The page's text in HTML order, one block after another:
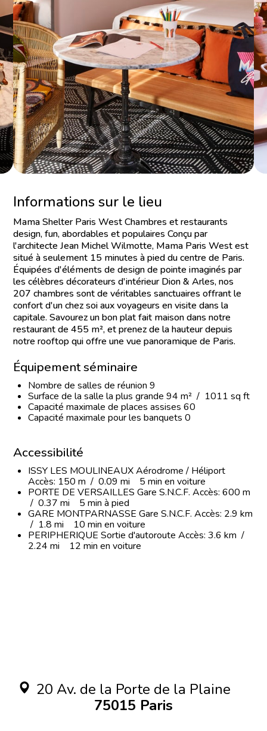
Informations sur le lieu
Mama Shelter Paris West Chambres et restaurants
design, fun, abordables et populaires Conçu par
l'architecte Jean Michel Wilmotte, Mama Paris West est
situé à seulement 15 minutes à pied du centre de Paris.
Équipées d'éléments de design de pointe imaginés par
les célèbres décorateurs d'intérieur Dion & Arles, nos
207 chambres sont de véritables sanctuaires offrant le
confort d'un chez soi aux voyageurs en visite dans la
capitale. Savourez un bon plat fait maison dans notre
restaurant de 455 m², et prenez de la hauteur depuis
notre rooftop qui offre une vue panoramique de Paris.
Équipement séminaire
Nombre de salles de réunion 9
Surface de la salle la plus grande 94 m² / 1011 sq ft
Capacité maximale de places assises 60
Capacité maximale pour les banquets 0
Accessibilité
ISSY LES MOULINEAUX Aérodrome / Héliport
Accès: 150 m / 0.09 mi 5 min en voiture
PORTE DE VERSAILLES Gare S.N.C.F. Accès: 600 m
/ 0.37 mi 5 min à pied
GARE MONTPARNASSE Gare S.N.C.F. Accès: 2.9 km
/ 1.8 mi 10 min en voiture
PERIPHERIQUE Sortie d'autoroute Accès: 3.6 km /
2.24 mi 12 min en voiture
20 Av. de la Porte de la Plaine
75015 Paris